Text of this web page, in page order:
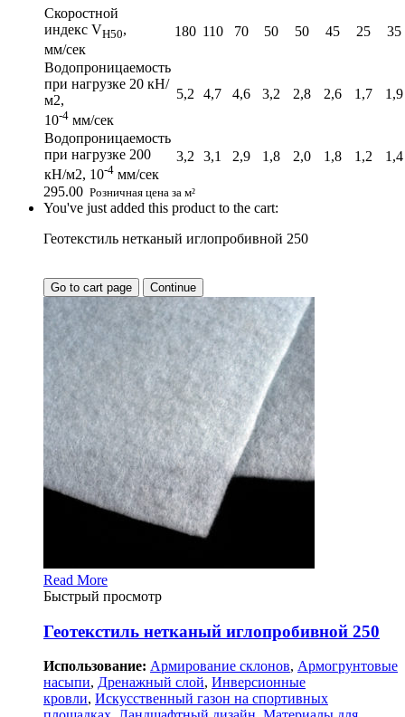
Скоростной
индекс VH50,
мм/сек
180 110 70 50 50 45 25 35
Водопроницаемость
при нагрузке 20 кН/
м2,
10-4 мм/сек
5,2 4,7 4,6 3,2 2,8 2,6 1,7 1,9
Водопроницаемость
при нагрузке 200
кН/м2, 10-4 мм/сек
3,2 3,1 2,9 1,8 2,0 1,8 1,2 1,4
295.00 Розничная цена за м²
You've just added this product to the cart:
Геотекстиль нетканый иглопробивной 250
Go to cart page Continue
Read More
Быстрый просмотр
Геотекстиль нетканый иглопробивной 250
Использование: Армирование склонов, Армогрунтовые
насыпи, Дренажный слой, Инверсионные
кровли, Искусственный газон на спортивных